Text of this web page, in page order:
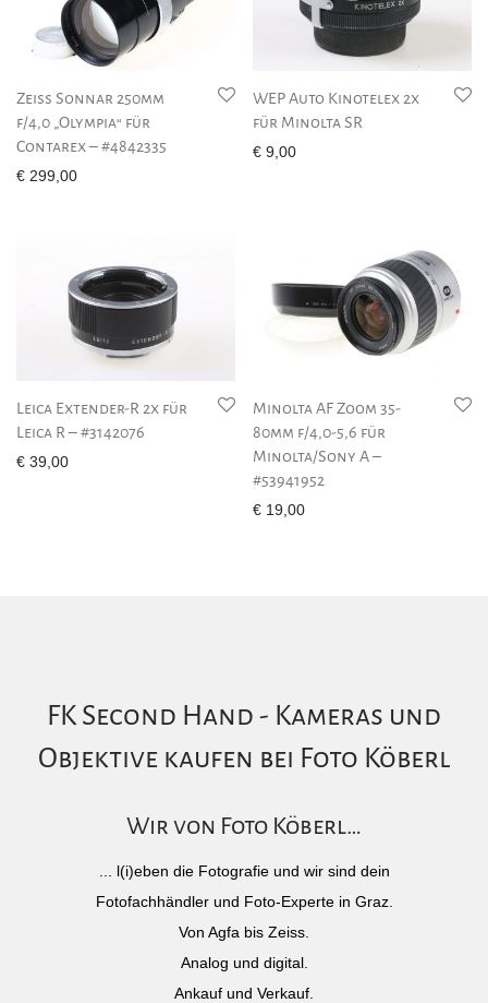
Zeiss Sonnar 250mm
f/4,0 „Olympia“ für
Contarex – #4842335
€ 299,00
WEP Auto Kinotelex 2x
für Minolta SR
€ 9,00
Leica Extender-R 2x für
Leica R – #3142076
€ 39,00
Minolta AF Zoom 35-
80mm f/4,0-5,6 für
Minolta/Sony A –
#53941952
€ 19,00
FK Second Hand - Kameras und
Objektive kaufen bei Foto Köberl
Wir von Foto Köberl…
... l(i)eben die Fotografie und wir sind dein
Fotofachhändler und Foto-Experte in Graz.
Von Agfa bis Zeiss.
Analog und digital.
Ankauf und Verkauf.